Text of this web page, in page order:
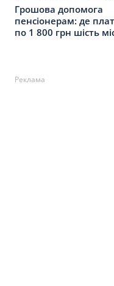
Грошова допомога
пенсіонерам: де
по 1 800 грн шість
Реклама